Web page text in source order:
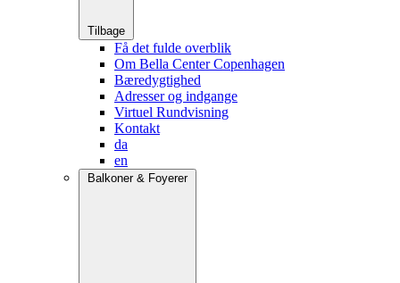
Tilbage
Få det fulde overblik
Om Bella Center Copenhagen
Bæredygtighed
Adresser og indgange
Virtuel Rundvisning
Kontakt
da
en
Balkoner & Foyerer